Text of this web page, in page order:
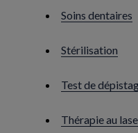
Soins dentaires
Stérilisation
Test de
Thérapie au